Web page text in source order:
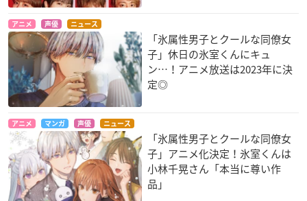
人」Season2～覚醒
の咆哮～
ミカサ・アッカーマ
ン
佐原みよこ
ミカサ・アッカーマ
ン
劇場版「進撃の巨
人」前編～紅蓮の弓
矢～
ねらわれた学園
曽我はるか
Bonjour♪恋味パテ
アニメ 声優 ニュース
「氷属性男子とクールな同僚女
子」休日の氷室くんにキュ
ン…！アニメ放送は2023年に決
定◎
アニメ マンガ 声優 ニュース
「氷属性男子とクールな同僚女
子」アニメ化決定！氷室くんは
小林千晃さん「本当に尊い作
品」